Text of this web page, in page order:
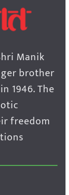
Manik
brother
1946. The
freedom